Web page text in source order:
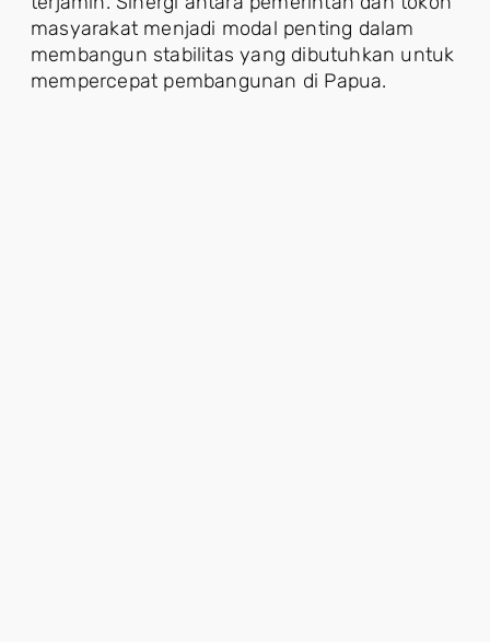
masyarakat menjadi modal penting dalam
membangun stabilitas yang dibutuhkan untuk
mempercepat pembangunan di Papua.